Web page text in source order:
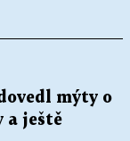
mýty o
a ještě